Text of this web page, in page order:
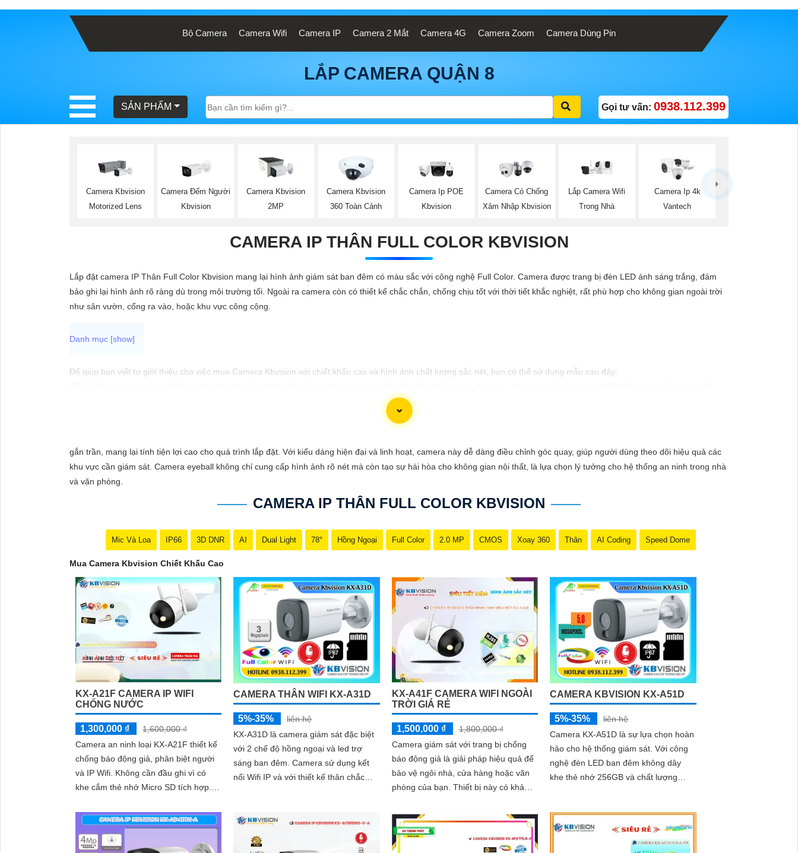
Bộ Camera Camera Wifi Camera IP Camera 2 Mắt Camera 4G Camera Zoom Camera Dùng Pin
LẮP CAMERA QUẬN 8
SẢN PHẨM Gọi tư vấn: 0938.112.399
Camera Kbvision
Motorized Lens
Camera Đếm Người
Kbvision
Camera Kbvision
2MP
Camera Kbvision
360 Toàn Cảnh
Camera Ip POE
Kbvision
Camera Có Chống
Xâm Nhập Kbvision
Lắp Camera Wifi
Trong Nhà
Camera Ip 4k
Vantech
CAMERA IP THÂN FULL COLOR KBVISION
Lắp đặt camera IP Thân Full Color Kbvision mang lại hình ảnh giám sát ban đêm có màu sắc với công nghệ Full Color. Camera được trang bị đèn LED ánh sáng trắng, đảm
bảo ghi lại hình ảnh rõ ràng dù trong môi trường tối. Ngoài ra camera còn có thiết kế chắc chắn, chống chịu tốt với thời tiết khắc nghiệt, rất phù hợp cho không gian ngoài trời
như sân vườn, cổng ra vào, hoặc khu vực công cộng.
Để giúp bạn viết tư giới thiệu cho việc mua Camera Kbvision với chiết khấu cao và hình ảnh chất lượng sắc nét, bạn có thể sử dụng mẫu sau đây:
hàng đầu, Camera Kbvision mang đến cho bạn hình ảnh chất lượng cao, rõ nét và độ tin cậy cao. Đừng để bất kỳ sự cố nào xảy ra mà không có sự giám sát chuyên nghiệp.
Hãy đầu tư vào Camera Kbvision và yên tâm bảo vệ gia đình và tài sản của bạn ngay hôm nay!"
Bạn có thể điều chỉnh và thêm vào nội dung trên để phù hợp với nhu cầu cụ thể của bạn. Chúc bạn thành công!
gắn trần, mang lại tính tiện lợi cao cho quá trình lắp đặt. Với kiểu dáng hiện đại và linh hoạt, camera này dễ dàng điều chỉnh góc quay, giúp người dùng theo dõi hiệu quả các
khu vực cần giám sát. Camera eyeball không chỉ cung cấp hình ảnh rõ nét mà còn tạo sự hài hòa cho không gian nội thất, là lựa chọn lý tưởng cho hệ thống an ninh trong nhà
và văn phòng.
CAMERA IP THÂN FULL COLOR KBVISION
Mic Và Loa IP66 3D DNR AI Dual Light 78° Hồng Ngoại Full Color 2.0 MP CMOS Xoay 360 Thân AI Coding Speed Dome
Mua Camera Kbvision Chiết Khấu Cao
KX-A21F CAMERA IP WIFI
CHỐNG NƯỚC
1,300,000 ₫
1,600,000 ₫
Camera an ninh loại KX-A21F thiết kế
chống báo động giả, phân biệt người
và IP Wifi. Không cần đầu ghi vì có
khe cắm thẻ nhớ Micro SD tích hợp.
CAMERA THÂN WIFI KX-A31D
5%-35%
liên hệ
KX-A31D là camera giám sát đặc biệt
với 2 chế độ hồng ngoại và led trợ
sáng ban đêm. Camera sử dụng kết
nối Wifi IP và với thiết kế thân chắc
kèm với âm thanh
KX-A41F CAMERA WIFI NGOÀI
TRỜI GIÁ RẺ
1,500,000 ₫
1,800,000 ₫
Camera giám sát với trang bị chống
báo động giả là giải pháp hiệu quả để
bảo vệ ngôi nhà, cửa hàng hoặc văn
phòng của bạn. Thiết bị này có khả
CAMERA KBVISION KX-A51D
5%-35%
liên hệ
Camera KX-A51D là sự lựa chọn hoàn
hảo cho hệ thống giám sát. Với công
nghệ đèn LED ban đêm không dây
khe thẻ nhớ 256GB và chất lượng